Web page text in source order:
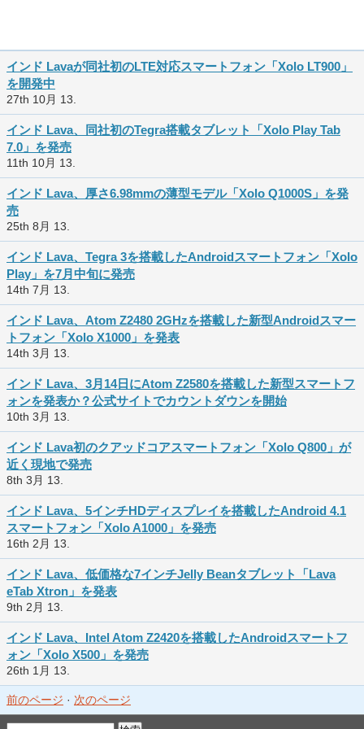
インド Lavaが同社初のLTE対応スマートフォン「Xolo LT900」
を開発中
27th 10月 13.
インド Lava、同社初のTegra搭載タブレット「Xolo Play Tab
7.0」を発売
11th 10月 13.
インド Lava、厚さ6.98mmの薄型モデル「Xolo Q1000S」を発
売
25th 8月 13.
インド Lava、Tegra 3を搭載したAndroidスマートフォン「Xolo
Play」を7月中旬に発売
14th 7月 13.
インド Lava、Atom Z2480 2GHzを搭載した新型Androidスマー
トフォン「Xolo X1000」を発表
14th 3月 13.
インド Lava、3月14日にAtom Z2580を搭載した新型スマートフ
ォンを発表か？公式サイトでカウントダウンを開始
10th 3月 13.
インド Lava初のクアッドコアスマートフォン「Xolo Q800」が
近く現地で発売
8th 3月 13.
インド Lava、5インチHDディスプレイを搭載したAndroid 4.1
スマートフォン「Xolo A1000」を発売
16th 2月 13.
インド Lava、低価格な7インチJelly Beanタブレット「Lava
eTab Xtron」を発表
9th 2月 13.
インド Lava、Intel Atom Z2420を搭載したAndroidスマートフ
ォン「Xolo X500」を発売
26th 1月 13.
前のページ · 次のページ